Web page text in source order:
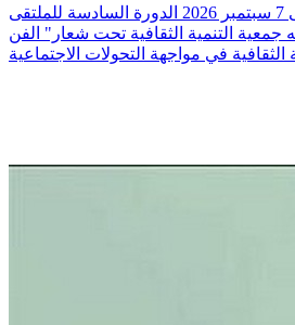
تحتضن تونس من 3 إلى 7 سبتمبر 2026 الدورة السادسة للملتقى
جمعية التنمية الثقافية تحت شعار" الفن